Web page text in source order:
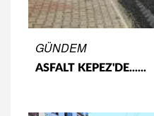
GÜNDEM
ASFALT KEPEZ'DE......